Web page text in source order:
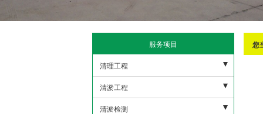
您
服务项目
清理工程
污水池清理
下水管道清理
清淤工程
河道清淤
清淤检测